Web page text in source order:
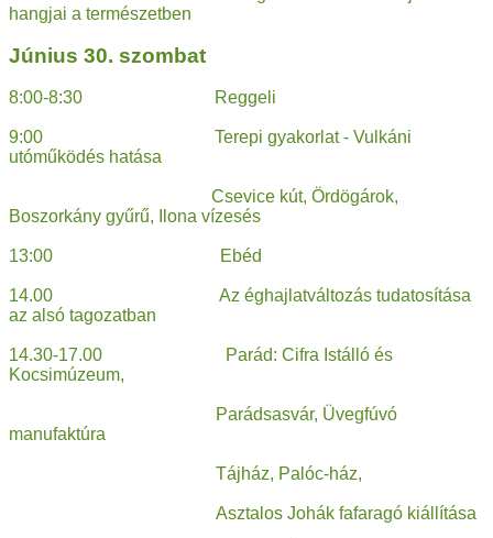
hangjai a természetben
Június 30. szombat
8:00-8:30 Reggeli
9:00 Terepi gyakorlat - Vulkáni
utóműködés hatása
Csevice kút, Ördögárok,
Boszorkány gyűrű, Ilona vízesés
13:00 Ebéd
14.00 Az éghajlatváltozás tudatosítása
az alsó tagozatban
14.30-17.00 Parád: Cifra Istálló és
Kocsimúzeum,
Parádsasvár, Üvegfúvó
manufaktúra
Tájház, Palóc-ház,
Asztalos Johák fafaragó kiállítása